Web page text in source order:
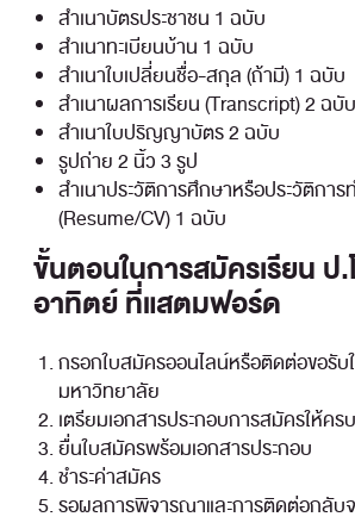
สำเนาบัตรประชาชน 1 ฉบับ
สำเนาทะเบียนบ้าน 1 ฉบับ
สำเนาใบเปลี่ยนชื่อ-สกุล (ถ้ามี) 1 ฉบับ
สำเนาผลการเรียน (Transcript) 2 ฉบับ
สำเนาใบปริญญาบัตร 2 ฉบับ
รูปถ่าย 2 นิ้ว 3 รูป
สำเนาประวัติการศึกษาหรือประวัติการ
(Resume/CV) 1 ฉบับ
ขั้นตอนในการสมัครเรียน ป.
อาทิตย์ ที่แสตมฟอร์ด
กรอกใบสมัครออนไลน์หรือติดต่อขอรับ
มหาวิทยาลัย
เตรียมเอกสารประกอบการสมัครให้คร
ยื่นใบสมัครพร้อมเอกสารประกอบ
ชำระค่าสมัคร
รอผลการพิจารณาและการติดต่อกลับ